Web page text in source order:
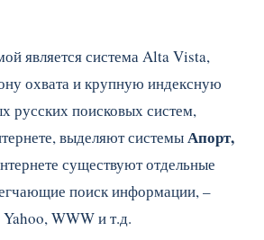
является система Alta Vista,
охвата и крупную индексную
русских поисковых систем,
выделяют системыАпорт,
существуют отдельные
поиск информации, –
WWW и т.д.